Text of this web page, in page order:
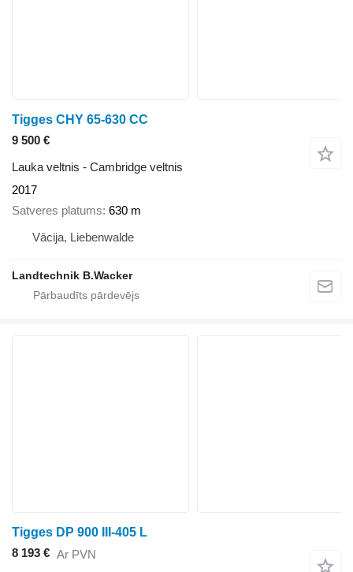
Tigges CHY 65-630 CC
9 500 €
Lauka veltnis - Cambridge veltnis
2017
Satveres platums 630 m
Vācija, Liebenwalde
Landtechnik B.Wacker
Tigges DP 900 III-405 L
8 193 € Ar PVN